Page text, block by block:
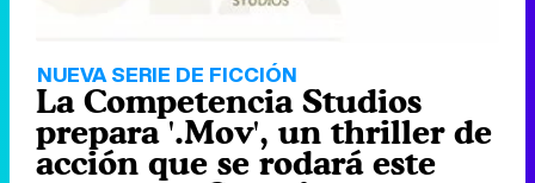
NUEVA SERIE DE FICCIÓN
La Competencia Studios
prepara '.Mov', un thriller de
acción que se rodará este